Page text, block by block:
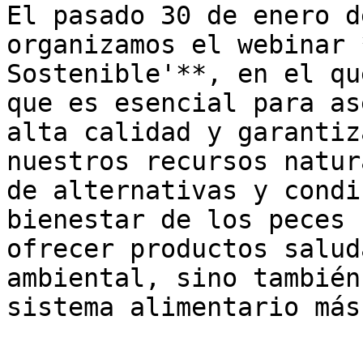
El pasado 30 de enero
organizamos el
Sostenible'**, en el
que es esencial para
alta calidad y
nuestros recursos
de alternativas y
bienestar de los
ofrecer productos
ambiental, sino
sistema alimentario